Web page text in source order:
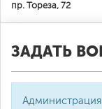
О
пр. Тореза, 72
ЗАДАТЬ
Администрация